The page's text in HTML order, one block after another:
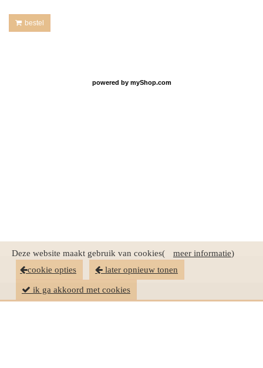
bestel
powered by myShop.com
Deze website maakt gebruik van cookies( meer informatie)
cookie opties
later opnieuw tonen
ik ga akkoord met cookies
Dierenvel.nl